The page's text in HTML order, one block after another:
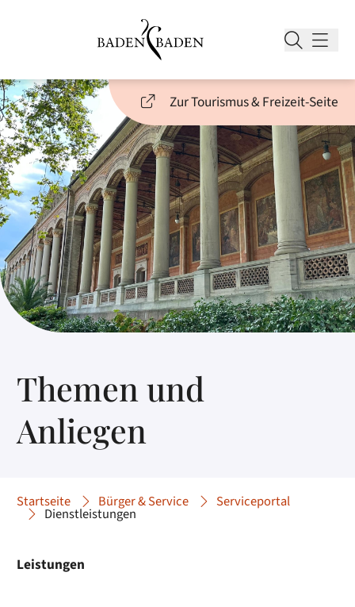
Zur Tourismus & Freizeit-Seite
Themen und
Anliegen
Startseite Bürger & Service Serviceportal
Dienstleistungen
Leistungen